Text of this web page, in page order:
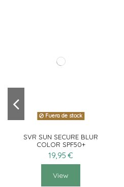
Fuera de stock
SVR SUN SECURE BLUR
COLOR SPF50+
19,95 €
View